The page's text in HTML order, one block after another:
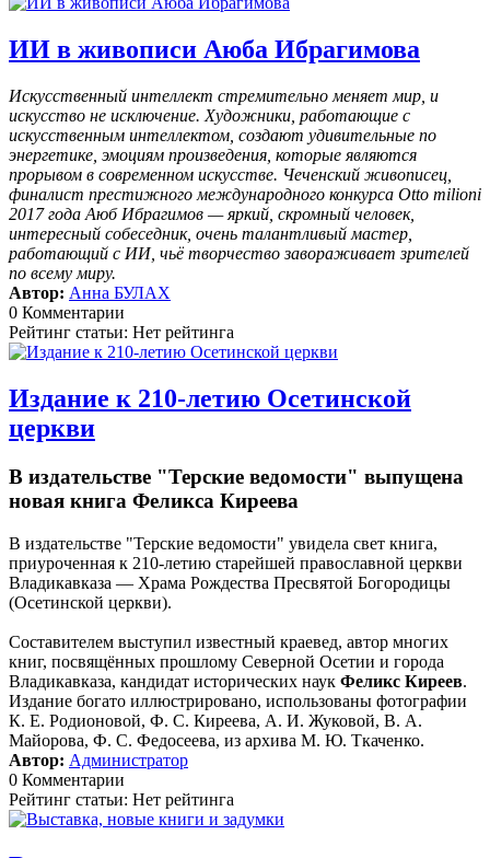
ИИ в живописи Аюба Ибрагимова
Искусственный интеллект стремительно меняет мир, и
искусство не исключение. Художники, работающие с
искусственным интеллектом, создают удивительные по
энергетике, эмоциям произведения, которые являются
прорывом в современном искусстве. Чеченский живописец,
финалист престижного международного конкурса Otto milioni
2017 года Аюб Ибрагимов — яркий, скромный человек,
интересный собеседник, очень талантливый мастер,
работающий с ИИ, чьё творчество завораживает зрителей
по всему миру.
Автор: Анна БУЛАХ
0 Комментарии
Рейтинг статьи: Нет рейтинга
Издание к 210-летию Осетинской
церкви
В издательстве "Терские ведомости" выпущена
новая книга Феликса Киреева
В издательстве "Терские ведомости" увидела свет книга,
приуроченная к 210-летию старейшей православной церкви
Владикавказа — Храма Рождества Пресвятой Богородицы
(Осетинской церкви).
Составителем выступил известный краевед, автор многих
книг, посвящённых прошлому Северной Осетии и города
Владикавказа, кандидат исторических наук Феликс Киреев.
Издание богато иллюстрировано, использованы фотографии
К. Е. Родионовой, Ф. С. Киреева, А. И. Жуковой, В. А.
Майорова, Ф. С. Федосеева, из архива М. Ю. Ткаченко.
Автор: Администратор
0 Комментарии
Рейтинг статьи: Нет рейтинга